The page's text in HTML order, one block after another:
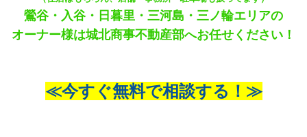
鶯谷・入谷・日暮里・三河島・三ノ輪エリアの
オーナー様は城北商事不動産部へお任せください！
≪今すぐ無料で相談する！≫